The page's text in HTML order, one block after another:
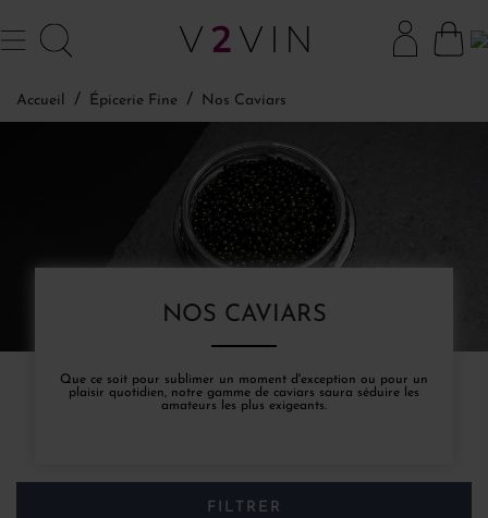
Accueil Épicerie Fine Nos Caviars
NOS CAVIARS
Que ce soit pour sublimer un moment d'exception ou pour un
plaisir quotidien, notre gamme de caviars saura séduire les
amateurs les plus exigeants.
FILTRER